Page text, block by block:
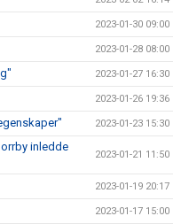
2023-01-30 09:00
2023-01-28 08:00
2023-01-27 16:30
2023-01-26 19:36
2023-01-23 15:30
inledde
2023-01-21 11:50
2023-01-19 20:17
2023-01-17 15:00